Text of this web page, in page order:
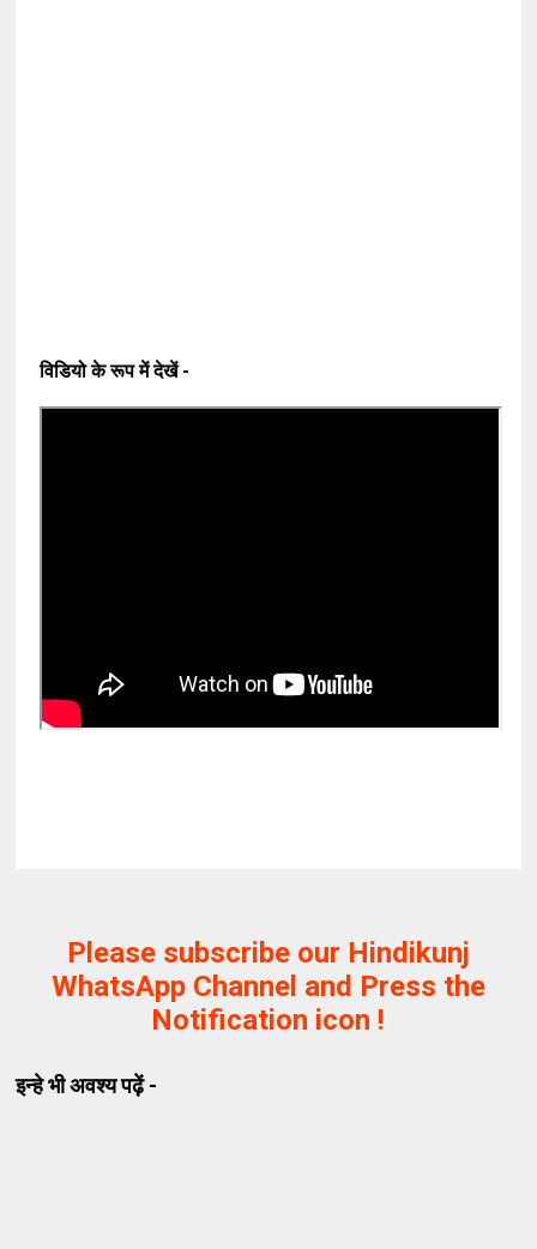
विडियो के रूप में देखें -
Please subscribe our Hindikunj
WhatsApp Channel and Press the
Notification icon !
इन्हे भी अवश्य पढ़ें -